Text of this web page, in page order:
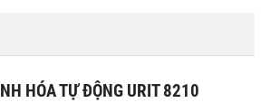
HÓA TỰ ĐỘNG URIT 8210